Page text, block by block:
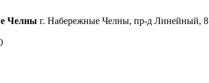
Челны г. Набережные Челны, пр-д Линейный, 8